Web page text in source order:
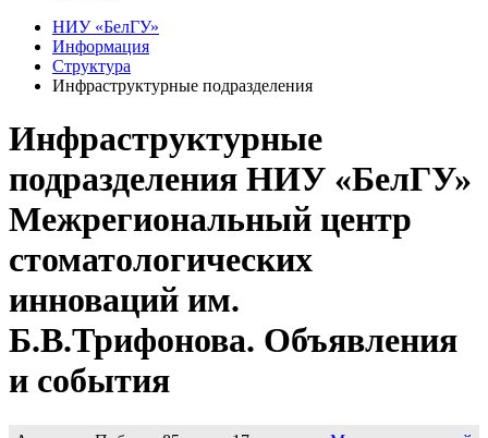
НИУ «БелГУ»
Информация
Структура
Инфраструктурные подразделения
Инфраструктурные
подразделения НИУ «БелГУ»
Межрегиональный центр
стоматологических
инноваций им.
Б.В.Трифонова. Объявления
и события